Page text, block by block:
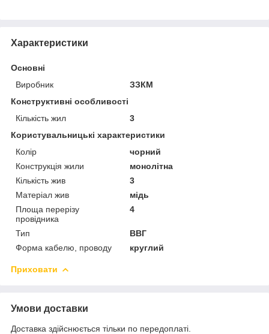
Характеристики
Основні
Виробник
ЗЗКМ
Конструктивні особливості
Кількість жил
3
Користувальницькі характеристики
Колір
чорний
Конструкція жили
монолітна
Кількість жив
3
Матеріал жив
мідь
Площа перерізу
провідника
4
Тип
ВВГ
Форма кабелю, проводу
круглий
Приховати
Умови доставки
Доставка здійснюється тільки по передоплаті.